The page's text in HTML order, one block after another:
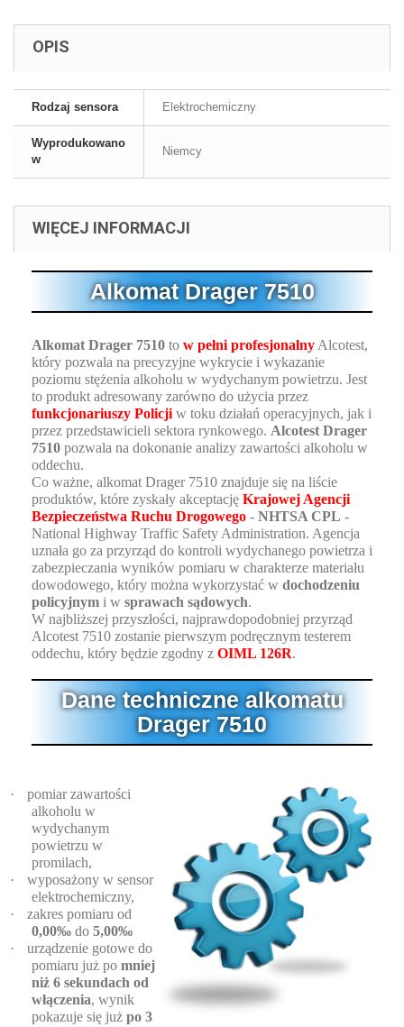
OPIS
Rodzaj sensora Elektrochemiczny
Wyprodukowano
w
Niemcy
WIĘCEJ INFORMACJI
Alkomat Drager 7510
Alkomat Drager 7510 to w pełni profesjonalny Alcotest,
który pozwala na precyzyjne wykrycie i wykazanie
poziomu stężenia alkoholu w wydychanym powietrzu. Jest
to produkt adresowany zarówno do użycia przez
funkcjonariuszy Policji w toku działań operacyjnych, jak i
przez przedstawicieli sektora rynkowego. Alcotest Drager
7510 pozwala na dokonanie analizy zawartości alkoholu w
oddechu.
Co ważne, alkomat Drager 7510 znajduje się na liście
produktów, które zyskały akceptację Krajowej Agencji
Bezpieczeństwa Ruchu Drogowego - NHTSA CPL -
National Highway Traffic Safety Administration. Agencja
uznała go za przyrząd do kontroli wydychanego powietrza i
zabezpieczania wyników pomiaru w charakterze materiału
dowodowego, który można wykorzystać w dochodzeniu
policyjnym i w sprawach sądowych.
W najbliższej przyszłości, najprawdopodobniej przyrząd
Alcotest 7510 zostanie pierwszym podręcznym testerem
oddechu, który będzie zgodny z OIML 126R.
Dane techniczne alkomatu
Drager 7510
·
pomiar zawartości
alkoholu w
wydychanym
powietrzu w
promilach,
·
wyposażony w sensor
elektrochemiczny,
·
zakres pomiaru od
0,00‰ do 5,00‰
·
urządzenie gotowe do
pomiaru już po mniej
niż 6 sekundach od
włączenia, wynik
pokazuje się już po 3